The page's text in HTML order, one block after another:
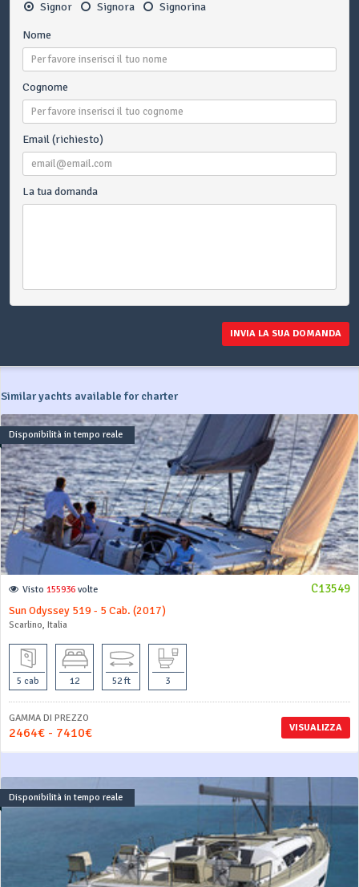
Signor Signora Signorina
Nome
Cognome
Email (richiesto)
La tua domanda
INVIA LA SUA DOMANDA
Similar yachts available for charter
Disponibilità in tempo reale
C13549
Visto 155936 volte
Sun Odyssey 519 - 5 Cab. (2017)
Scarlino, Italia
5 cab 12 52 ft 3
VISUALIZZA
GAMMA DI PREZZO
2464€ - 7410€
Disponibilità in tempo reale